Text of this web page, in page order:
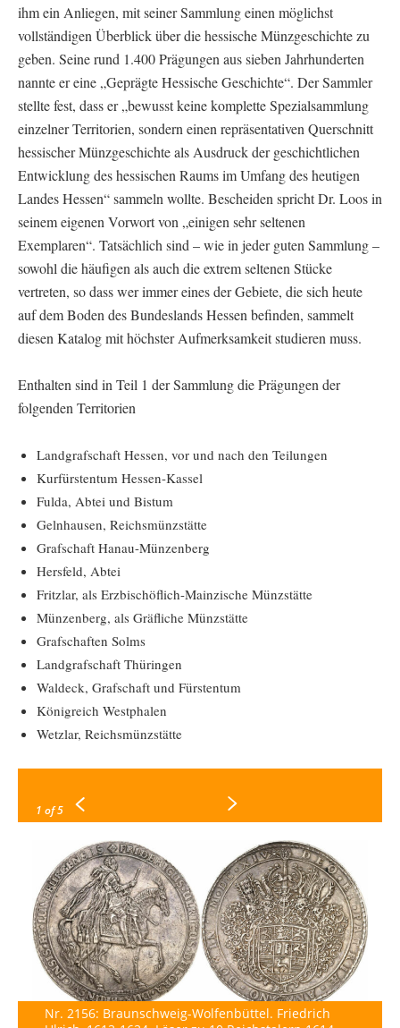
ihm ein Anliegen, mit seiner Sammlung einen möglichst
vollständigen Überblick über die hessische Münzgeschichte zu
geben. Seine rund 1.400 Prägungen aus sieben Jahrhunderten
nannte er eine „Geprägte Hessische Geschichte“. Der Sammler
stellte fest, dass er „bewusst keine komplette Spezialsammlung
einzelner Territorien, sondern einen repräsentativen Querschnitt
hessischer Münzgeschichte als Ausdruck der geschichtlichen
Entwicklung des hessischen Raums im Umfang des heutigen
Landes Hessen“ sammeln wollte. Bescheiden spricht Dr. Loos in
seinem eigenen Vorwort von „einigen sehr seltenen
Exemplaren“. Tatsächlich sind – wie in jeder guten Sammlung –
sowohl die häufigen als auch die extrem seltenen Stücke
vertreten, so dass wer immer eines der Gebiete, die sich heute
auf dem Boden des Bundeslands Hessen befinden, sammelt
diesen Katalog mit höchster Aufmerksamkeit studieren muss.
Enthalten sind in Teil 1 der Sammlung die Prägungen der
folgenden Territorien
Landgrafschaft Hessen, vor und nach den Teilungen
Kurfürstentum Hessen-Kassel
Fulda, Abtei und Bistum
Gelnhausen, Reichsmünzstätte
Grafschaft Hanau-Münzenberg
Hersfeld, Abtei
Fritzlar, als Erzbischöflich-Mainzische Münzstätte
Münzenberg, als Gräfliche Münzstätte
Grafschaften Solms
Landgrafschaft Thüringen
Waldeck, Grafschaft und Fürstentum
Königreich Westphalen
Wetzlar, Reichsmünzstätte
1 of 5
Nr. 2156: Braunschweig-Wolfenbüttel. Friedrich